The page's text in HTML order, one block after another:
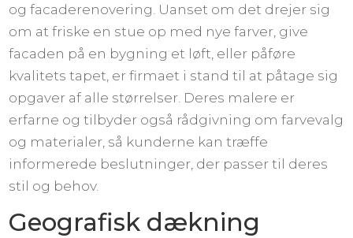
og facaderenovering. Uanset om det drejer sig
om at friske en stue op med nye farver, give
facaden på en bygning et løft, eller påføre
kvalitets tapet, er firmaet i stand til at påtage sig
opgaver af alle størrelser. Deres malere er
erfarne og tilbyder også rådgivning om farvevalg
og materialer, så kunderne kan træffe
informerede beslutninger, der passer til deres
stil og behov.
Geografisk dækning